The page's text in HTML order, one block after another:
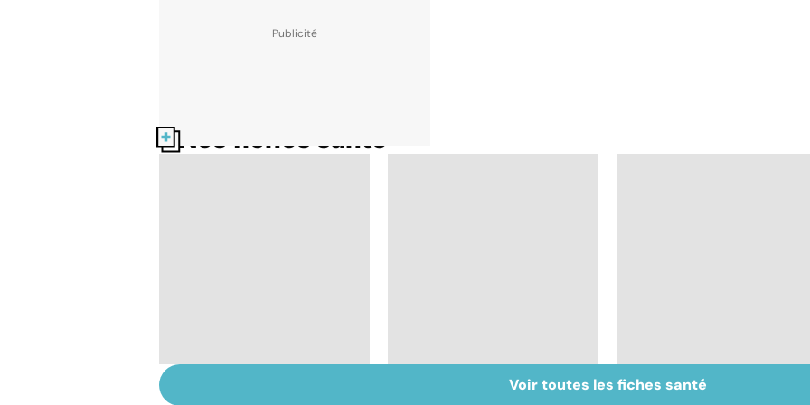
Nos fiches santé
Post-partum : un
Troubles anxieux, une
Voir toutes les fiches santé